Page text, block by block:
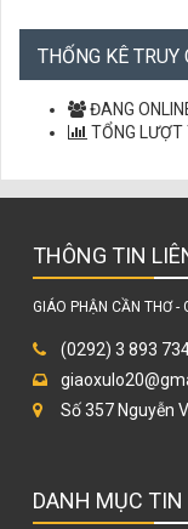
CÙNG HỌC LỜI
THỐNG KÊ TRUY
ĐANG
TỔNG LƯỢT
THÔNG TIN
GIÁO PHẬN CẦN THƠ -
(0292) 3 893
Số 357 Nguyễn
DANH MỤC TIN